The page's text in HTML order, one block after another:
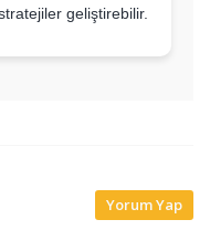
geliştirebilir.
Yorum Yap